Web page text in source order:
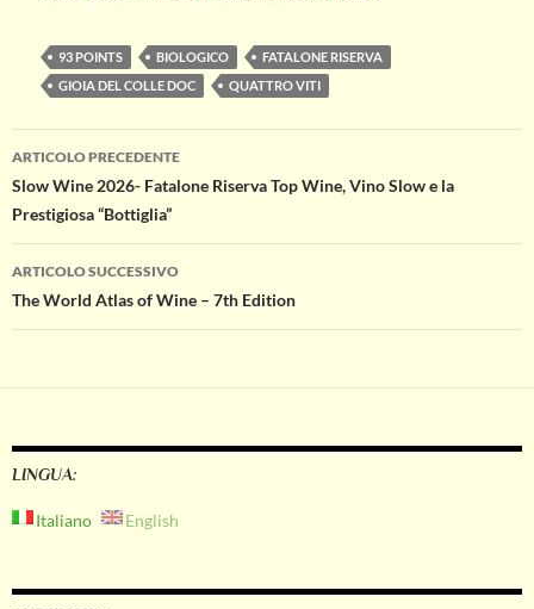
93 POINTS BIOLOGICO
FATALONE RISERVA
GIOIA DEL COLLE DOC
QUATTRO VITI
Navigazione
articolo
ARTICOLO PRECEDENTE
Slow Wine 2026- Fatalone Riserva Top Wine, Vino Slow e la
Prestigiosa “Bottiglia”
ARTICOLO SUCCESSIVO
The World Atlas of Wine – 7th Edition
LINGUA:
Italiano English